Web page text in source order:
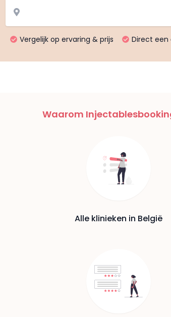
Vergelijk op ervaring & prijs Direct een
Waarom
Alle klinieken in België